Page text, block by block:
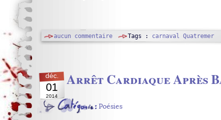
aucun commentaire Tags : carnaval Quatremer
déc.
01
2014
Arrêt Cardiaque Après
Poésies